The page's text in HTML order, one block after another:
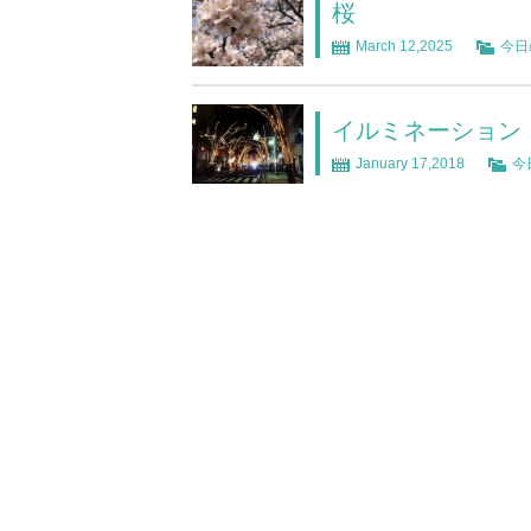
桜
March 12,2025 今
イルミネーション
January 17,2018 今